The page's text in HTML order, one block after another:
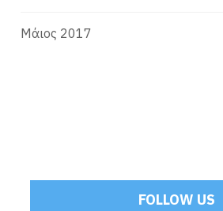
Μάιος 2017
FOLLOW US